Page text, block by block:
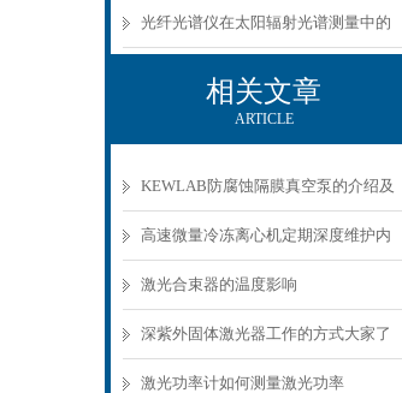
光纤光谱仪在太阳辐射光谱测量中的
相关文章
ARTICLE
KEWLAB防腐蚀隔膜真空泵的介绍及
操作方法和应用
高速微量冷冻离心机定期深度维护内
容
激光合束器的温度影响
深紫外固体激光器工作的方式大家了
解多少
激光功率计如何测量激光功率